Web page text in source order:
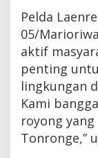
Pelda
05/
aktif
penting
lingkungan
Kami
royong
Tonronge,”